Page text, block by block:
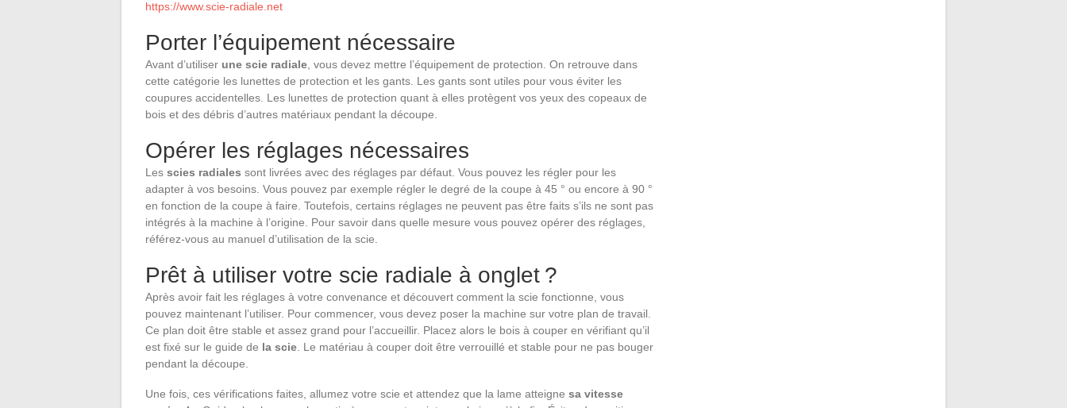
https://www.scie-radiale.net
Porter l’équipement nécessaire
Avant d’utiliser une scie radiale , vous devez mettre l’équipement de protection. On retrouve dans
cette catégorie les lunettes de protection et les gants. Les gants sont utiles pour vous éviter les
coupures accidentelles. Les lunettes de protection quant à elles protègent vos yeux des copeaux de
bois et des débris d’autres matériaux pendant la découpe.
Opérer les réglages nécessaires
Les scies radiales sont livrées avec des réglages par défaut. Vous pouvez les régler pour les
adapter à vos besoins. Vous pouvez par exemple régler le degré de la coupe à 45 ° ou encore à 90 °
en fonction de la coupe à faire. Toutefois, certains réglages ne peuvent pas être faits s’ils ne sont pas
intégrés à la machine à l’origine. Pour savoir dans quelle mesure vous pouvez opérer des réglages,
référez-vous au manuel d’utilisation de la scie.
Prêt à utiliser votre scie radiale à onglet ?
Après avoir fait les réglages à votre convenance et découvert comment la scie fonctionne, vous
pouvez maintenant l’utiliser. Pour commencer, vous devez poser la machine sur votre plan de travail.
Ce plan doit être stable et assez grand pour l’accueillir. Placez alors le bois à couper en vérifiant qu’il
est fixé sur le guide de la scie . Le matériau à couper doit être verrouillé et stable pour ne pas bouger
pendant la découpe.
Une fois, ces vérifications faites, allumez votre scie et attendez que la lame atteigne sa vitesse